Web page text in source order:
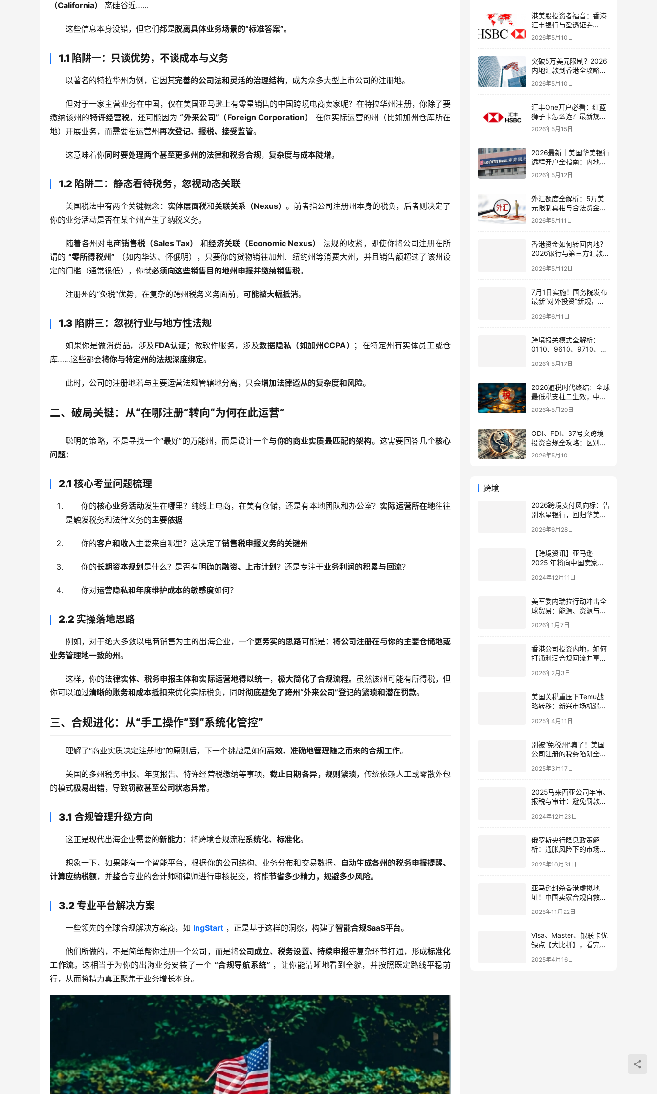
（California）
离硅谷近……
这些信息本身没错，但它们都是脱离具体业务场景的“标准答案”。
1.1 陷阱一：只谈优势，不谈成本与义务
以著名的特拉华州为例，它因其完善的公司法和灵活的治理结构，成为众多大型上市公司的注册地。
但对于一家主营业务在中国，仅在美国亚马逊上有零星销售的中国跨境电商卖家呢？在特拉华州注册，你除了要
缴纳该州的特许经营税，还可能因为 “外来公司”（Foreign Corporation）
在你实际运营的州（比如加州仓库所在
地）开展业务，而需要在运营州再次登记、报税、接受监管。
这意味着你同时要处理两个甚至更多州的法律和税务合规， 复杂度与成本陡增。
1.2 陷阱二：静态看待税务，忽视动态关联
美国税法中有两个关键概念： 实体层面税和关联关系（Nexus）。前者指公司注册州本身的税负，后者则决定了
你的业务活动是否在某个州产生了纳税义务。
随着各州对电商销售税（Sales Tax） 和经济关联（Economic Nexus）
法规的收紧，即使你将公司注册在所
谓的 “零所得税州” （如内华达、怀俄明），只要你的货物销往加州、纽约州等消费大州，并且销售额超过了该州设
定的门槛（通常很低），你就必须向这些销售目的地州申报并缴纳销售税。
注册州的“免税”优势，在复杂的跨州税务义务面前， 可能被大幅抵消。
1.3 陷阱三：忽视行业与地方性法规
如果你是做消费品，涉及FDA认证；做软件服务，涉及数据隐私（如加州CCPA）
；在特定州有实体员工或仓
库……这些都会将你与特定州的法规深度绑定。
此时，公司的注册地若与主要运营法规管辖地分离，只会增加法律遵从的复杂度和风险。
二、破局关键：从“在哪注册”转向“为何在此运营”
聪明的策略，不是寻找一个“最好”的万能州，而是设计一个与你的商业实质最匹配的架构。这需要回答几个核心
问题：
2.1 核心考量问题梳理
你的核心业务活动发生在哪里？纯线上电商，在美有仓储，还是有本地团队和办公室？ 实际运营所在地往往
是触发税务和法律义务的主要依据
你的客户和收入主要来自哪里？这决定了销售税申报义务的关键州
你的长期资本规划 是什么？是否有明确的融资、上市计划 ？还是专注于业务利润的积累与回流？
你对运营隐私和年度维护成本的敏感度如何？
2.2 实操落地思路
例如，对于绝大多数以电商销售为主的出海企业，一个更务实的思路可能是： 将公司注册在与你的主要仓储地或
业务管理地一致的州。
这样，你的法律实体、税务申报主体和实际运营地得以统一，极大简化了合规流程。虽然该州可能有所得税，但
你可以通过清晰的账务和成本抵扣来优化实际税负，同时彻底避免了跨州“外来公司”登记的繁琐和潜在罚款。
三、合规进化：从“手工操作”到“系统化管控”
理解了“商业实质决定注册地”的原则后，下一个挑战是如何高效、准确地管理随之而来的合规工作。
美国的多州税务申报、年度报告、特许经营税缴纳等事项，截止日期各异，规则繁琐，传统依赖人工或零散外包
的模式极易出错，导致罚款甚至公司状态异常。
3.1 合规管理升级方向
这正是现代出海企业需要的新能力 ：将跨境合规流程系统化、标准化。
想象一下，如果能有一个智能平台，根据你的公司结构、业务分布和交易数据， 自动生成各州的税务申报提醒、
计算应纳税额，并整合专业的会计师和律师进行审核提交，将能节省多少精力，规避多少风险。
3.2 专业平台解决方案
一些领先的全球合规解决方案商，如 IngStart ，正是基于这样的洞察，构建了智能合规SaaS平台。
他们所做的，不是简单帮你注册一个公司，而是将公司成立、税务设置、持续申报等复杂环节打通，形成标准化
工作流。这相当于为你的出海业务安装了一个 “合规导航系统” ，让你能清晰地看到全貌，并按照既定路线平稳前
行，从而将精力真正聚焦于业务增长本身。
港美股投资者福音：香港
汇丰银行与盈透证券
（IBKR）绑定入金全流
2026年5月10日
突破5万美元限制？2026
内地汇款到香港全攻略：
4种合法路径、手续费对
比与避坑指南
2026年5月10日
汇丰One开户必看：红蓝
狮子卡怎么选？最新规则
+补办攻略+5个避坑指南
2026年5月15日
2026最新｜美国华美银行
远程开户全指南：内地居
民足不出户办理美股与跨
境账户实操解析
2026年5月12日
外汇额度全解析：5万美
元限制真相与合法资金出
境通道
2026年5月11日
香港资金如何转回内地？
2026银行与第三方汇款全
2026年5月12日
7月1日实施！国务院发布
最新“对外投资”新规，炒
会有何影响
2026年6月1日
跨境报关模式全解析：
0110、9610、9710、
别与最佳应用场景
2026年5月17日
2026避税时代终结：全球
最低税支柱二生效，中国
企业家海外公司合规3大
2026年5月20日
ODI、FDI、37号文跨境
投资合规全攻略：区别、
备案流程与政策详解（附
2026年5月10日
跨境
2026跨境支付风向标：告
别水星银行，回归华美、
2026年6月28日
【跨境资讯】亚马逊
2025 年将向中国卖家开
新机遇
2024年12月11日
美军委内瑞拉行动冲击全
球贸易：能源、资源与金
略
2026年1月7日
香港公司投资内地，如何
打通利润合规回流并享受
全流程
2026年2月3日
美国关税重压下Temu战
略转移：新兴市场机遇
全攻略】
2025年4月11日
别被“免税州”骗了！美国
公司注册的税务陷阱全解
2025年3月17日
2025马来西亚公司年审、
报税与审计：避免罚款与
2024年12月23日
俄罗斯央行降息政策解
析：通胀风险下的市场机
2025年10月31日
亚马逊封杀香港虚拟地
址！中国卖家合规自救指
解决方案
2025年11月22日
Visa、Master、银联卡优
缺点【大比拼】，看完就
2025年4月16日